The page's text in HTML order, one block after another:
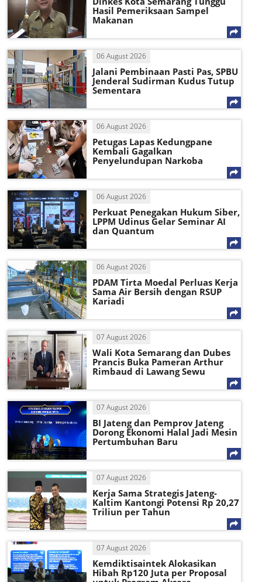
Hasil Pemeriksaan Sampel
Makanan
06 August 2026
Jalani Pembinaan Pasti Pas, SPBU
Jenderal Sudirman Kudus Tutup
Sementara
06 August 2026
Petugas Lapas Kedungpane
Kembali Gagalkan
Penyelundupan Narkoba
06 August 2026
Perkuat Penegakan Hukum Siber,
LPPM Udinus Gelar Seminar AI
dan Quantum
06 August 2026
PDAM Tirta Moedal Perluas Kerja
Sama Air Bersih dengan RSUP
Kariadi
07 August 2026
Wali Kota Semarang dan Dubes
Prancis Buka Pameran Arthur
Rimbaud di Lawang Sewu
07 August 2026
BI Jateng dan Pemprov Jateng
Dorong Ekonomi Halal Jadi Mesin
Pertumbuhan Baru
07 August 2026
Kerja Sama Strategis Jateng-
Kaltim Kantongi Potensi Rp 20,27
Triliun per Tahun
07 August 2026
Kemdiktisaintek Alokasikan
Hibah Rp120 Juta per Proposal